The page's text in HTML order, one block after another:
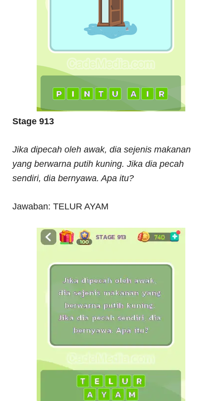
Stage 913
Jika dipecah oleh awak, dia sejenis makanan
yang berwarna putih kuning. Jika dia pecah
sendiri, dia bernyawa. Apa itu?
Jawaban: TELUR AYAM